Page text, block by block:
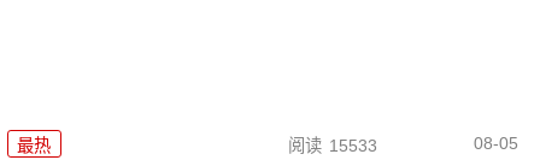
最热 阅读 15533 08-05